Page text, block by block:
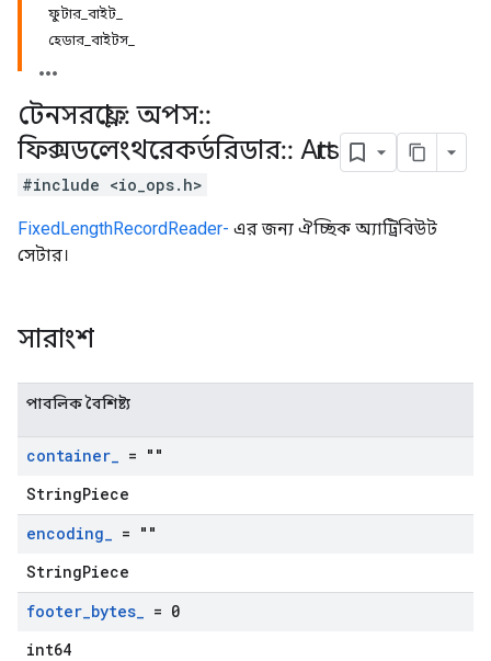
ফুটার_বাইট_
হেডার_বাইটস_
টেনসরফ্লো:: অপস::
ফিক্সডলেংথরেকর্ডরিডার:: Attrs
#include <io_ops.h>
FixedLengthRecordReader- এর জন্য ঐচ্ছিক অ্যাট্রিবিউট
সেটার।
সারাংশ
পাবলিক বৈশিষ্ট্য
container_ = ""
StringPiece
encoding_ = ""
StringPiece
footer_bytes_ = 0
int64